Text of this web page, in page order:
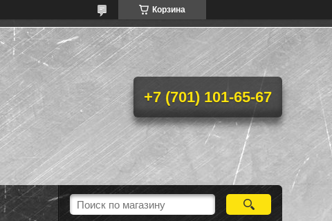
Корзина
+7 (701) 101-65-67